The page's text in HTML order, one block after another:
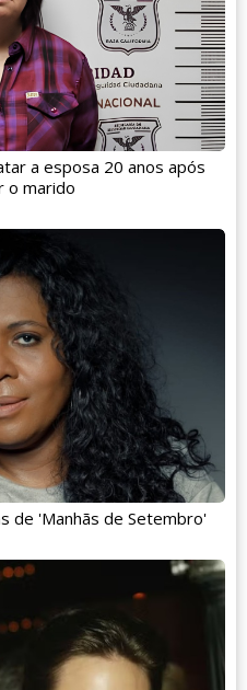
a esposa 20 anos após
o marido
de 'Manhãs de Setembro'